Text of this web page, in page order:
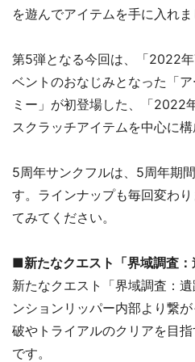
を遊んでアイテムを手に入れま
第5弾となる今回は、「2022
ベントのおなじみとなった「
ミー」が初登場した、「2022
スクラッチアイテムを中心に構
5周年サンクフルは、5周年期
す。ラインナップも毎回変わ
てみてください。
■新たなクエスト「界域調査：
新たなクエスト「界域調査：
ンションリッパー内部より繋
破やトライアルのクリアを目
です。